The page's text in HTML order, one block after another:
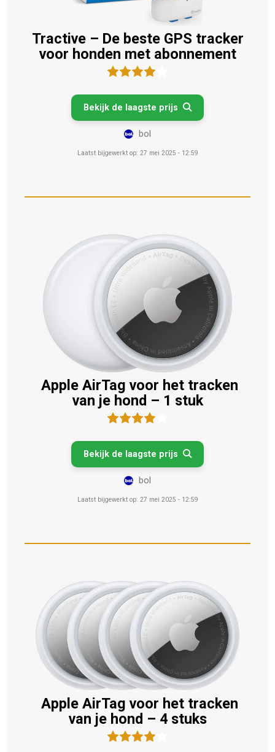
Tractive – De beste GPS tracker
voor honden met abonnement
Bekijk de laagste prijs 
bol
Laatst bijgewerkt op: 27 mei 2025 - 12:59
Apple AirTag voor het tracken
van je hond – 1 stuk
Bekijk de laagste prijs 
bol
Laatst bijgewerkt op: 27 mei 2025 - 12:59
Apple AirTag voor het tracken
van je hond – 4 stuks